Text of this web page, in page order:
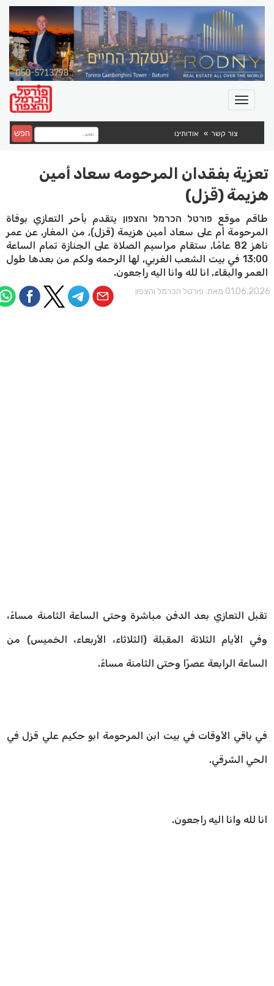
צור קשר אודותינו חפש
تعزية بفقدان المرحومه سعاد أمين
هزيمة (قزل)
طاقم موقع פורטל הכרמל והצפון يتقدم بأحر التعازي بوفاة
المرحومة أم على سعاد أمين هزيمة (قزل), من المغار, عن عمر
ناهز 82 عامًا, ستقام مراسيم الصلاة على الجنازة تمام الساعة
13:00 في بيت الشعب الغربي, لها الرحمه ولكم من بعدها طول
العمر والبقاء, انا لله وانا اليه راجعون.
מאת: פורטל הכרמל והצפון
تقبل التعازي بعد الدفن مباشرة وحتى الساعة الثامنة مساءً،
وفي الأيام الثلاثة المقبلة (الثلاثاء، الأربعاء، الخميس) من
الساعة الرابعة عصرًا وحتى الثامنة مساءً.
في باقي الأوقات في بيت ابن المرحومة ابو حكيم علي قزل في
الحي الشرقي.
انا لله وانا اليه راجعون.